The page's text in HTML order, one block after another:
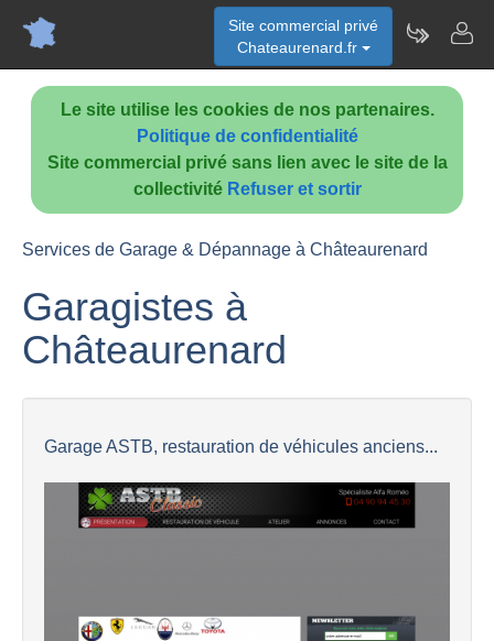
Le site utilise les cookies de nos partenaires.
Politique de confidentialité
Site commercial privé sans lien avec le site de la
collectivité Refuser et sortir
Site commercial privé
Chateaurenard.fr
Services de Garage & Dépannage à Châteaurenard
Garagistes à
Châteaurenard
Garage ASTB, restauration de véhicules anciens...